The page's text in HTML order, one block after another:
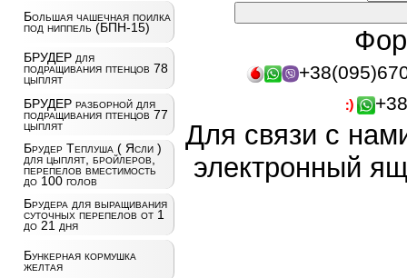
Большая чашечная поилка
под ниппель (БПН-15)
БРУДЕР для
подращивания птенцов 78
цыплят
БРУДЕР разборной для
подращивания птенцов 77
цыплят
Брудер Теплуша ( Ясли )
для цыплят, бройлеров,
перепелов вместимость
до 100 голов
Брудера для выращивания
суточных перепелов от 1
до 21 дня
Бункерная кормушка
желтая
Для связи с
электронный